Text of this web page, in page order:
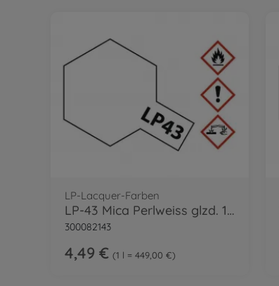
LP-Lacquer-Farben
LP-43 Mica Perlweiss glzd. 10ml
300082143
4,49 € 1 l = 449,00 €